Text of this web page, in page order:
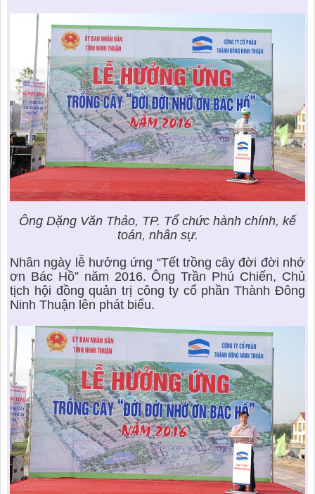
Ông Dặng Văn Thảo, TP. Tổ chức hành chính, kế
toán, nhân sự.
Nhân ngày lễ hưởng ứng “Tết trồng cây đời đời nhớ
ơn Bác Hồ” năm 2016. Ông Trần Phú Chiến, Chủ
tịch hội đồng quản trị công ty cổ phần Thành Đông
Ninh Thuận lên phát biểu.